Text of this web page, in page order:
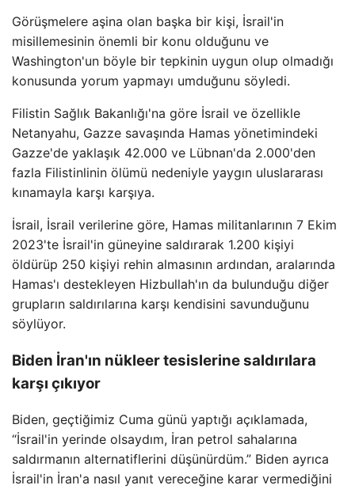
Görüşmelere aşina olan başka bir kişi, İsrail'in
misillemesinin önemli bir konu olduğunu ve
Washington'un böyle bir tepkinin uygun olup olmadığı
konusunda yorum yapmayı umduğunu söyledi.
Filistin Sağlık Bakanlığı'na göre İsrail ve özellikle
Netanyahu, Gazze savaşında Hamas yönetimindeki
Gazze'de yaklaşık 42.000 ve Lübnan'da 2.000'den
fazla Filistinlinin ölümü nedeniyle yaygın uluslararası
kınamayla karşı karşıya.
İsrail, İsrail verilerine göre, Hamas militanlarının 7 Ekim
2023'te İsrail'in güneyine saldırarak 1.200 kişiyi
öldürüp 250 kişiyi rehin almasının ardından, aralarında
Hamas'ı destekleyen Hizbullah'ın da bulunduğu diğer
grupların saldırılarına karşı kendisini savunduğunu
söylüyor.
Biden İran'ın nükleer tesislerine saldırılara
karşı çıkıyor
Biden, geçtiğimiz Cuma günü yaptığı açıklamada,
“İsrail'in yerinde olsaydım, İran petrol sahalarına
saldırmanın alternatiflerini düşünürdüm.” Biden ayrıca
İsrail'in İran'a nasıl yanıt vereceğine karar vermediğini